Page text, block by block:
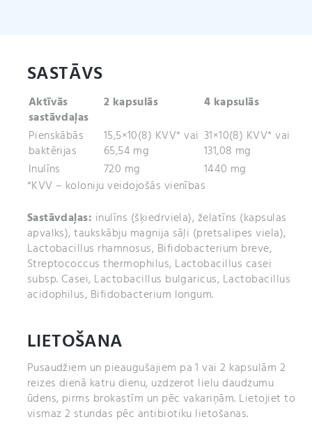
SASTĀVS
Aktīvās
sastāvdaļas
2 kapsulās
4 kapsulās
Pienskābās
baktērijas
15,5×10(8) KVV* vai
65,54 mg
31×10(8) KVV* vai
131,08 mg
Inulīns
720 mg
1440 mg
*KVV – koloniju veidojošās vienības
Sastāvdaļas: inulīns (šķiedrviela), želatīns (kapsulas
apvalks), taukskābju magnija sāļi (pretsalipes viela),
Lactobacillus rhamnosus, Bifidobacterium breve,
Streptococcus thermophilus, Lactobacillus casei
subsp. Casei, Lactobacillus bulgaricus, Lactobacillus
acidophilus, Bifidobacterium longum.
LIETOŠANA
Pusaudžiem un pieaugušajiem pa 1 vai 2 kapsulām 2
reizes dienā katru dienu, uzdzerot lielu daudzumu
ūdens, pirms brokastīm un pēc vakariņām. Lietojiet to
vismaz 2 stundas pēc antibiotiku lietošanas.